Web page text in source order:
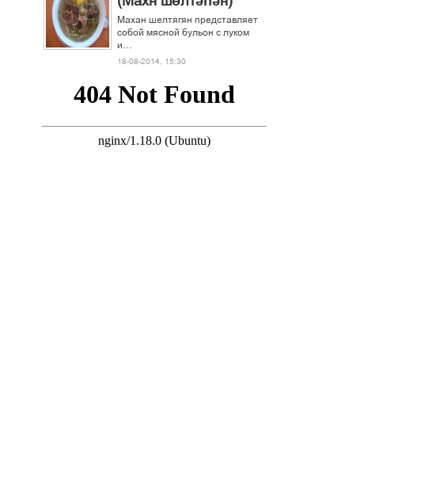
Махан шелтягян представляет
собой мясной бульон с луком
и…
18-08-2014, 15:30